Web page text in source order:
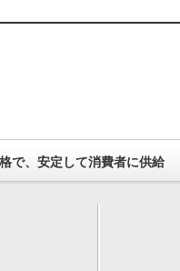
で、安定して消費者に供給